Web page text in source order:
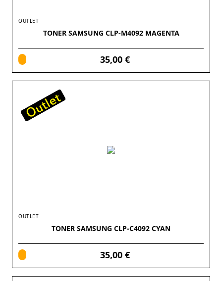
OUTLET
TONER SAMSUNG CLP-M4092 MAGENTA
35,00 €
OUTLET
TONER SAMSUNG CLP-C4092 CYAN
35,00 €